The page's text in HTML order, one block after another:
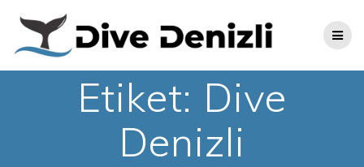
content
Etiket: Dive
Denizli